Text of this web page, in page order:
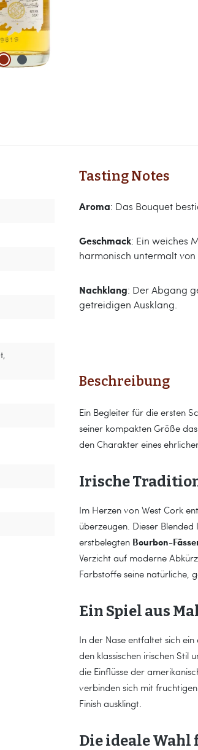
Tasting Notes
Aroma: Das Bouquet
Geschmack: Ein weiches
harmonisch untermalt von
Nachklang: Der Abgang
getreidigen Ausklang.
Beschreibung
Ein Begleiter für die ersten
seiner kompakten Größe
den Charakter eines
Irische
Im Herzen von West Cork
überzeugen. Dieser
erstbelegten Bourbon-
Verzicht auf moderne
Farbstoffe seine natürliche,
Ein Spiel aus
In der Nase entfaltet sich
den klassischen irischen Stil
die Einflüsse der
verbinden sich mit
Finish ausklingt.
Die ideale